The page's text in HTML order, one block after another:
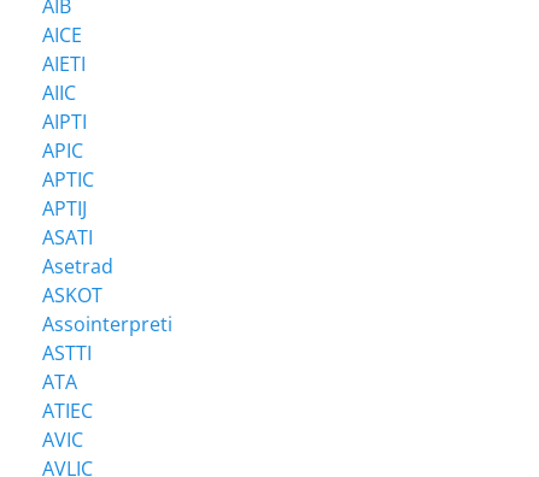
AIB
AICE
AIETI
AIIC
AIPTI
APIC
APTIC
APTIJ
ASATI
Asetrad
ASKOT
Assointerpreti
ASTTI
ATA
ATIEC
AVIC
AVLIC